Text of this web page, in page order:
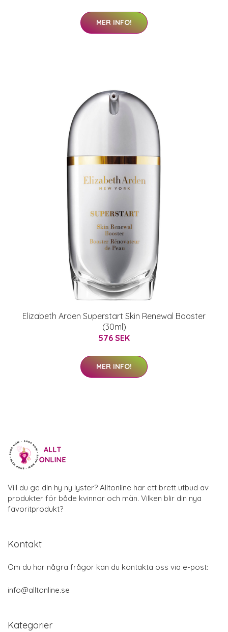
MER INFO!
Elizabeth Arden Superstart Skin Renewal Booster
(30ml)
576 SEK
MER INFO!
Vill du ge din hy ny lyster? Alltonline har ett brett utbud av
produkter för både kvinnor och män. Vilken blir din nya
favoritprodukt?
Kontakt
Om du har några frågor kan du kontakta oss via e-post:
info@alltonline.se
Kategorier